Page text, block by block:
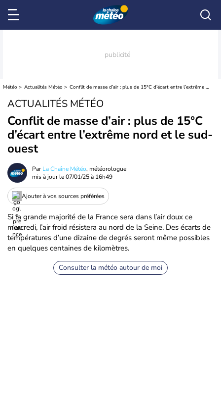
Météo Actualités Météo Conflit de masse d’air : plus de 15°C d’écart entre l’extrême nord et le sud-ouest
ACTUALITÉS MÉTÉO
Conflit de masse d’air : plus de 15°C
d’écart entre l’extrême nord et le sud-
ouest
ParLa Chaîne Météo, météorologue
mis à jour le07/01/25 à 16h49
Ajouter à vos sources préférées
Si la grande majorité de la France sera dans l’air doux ce
mercredi, l’air froid résistera au nord de la Seine. Des écarts de
températures d’une dizaine de degrés seront même possibles
en quelques centaines de kilomètres.
Consulter la météo autour de moi